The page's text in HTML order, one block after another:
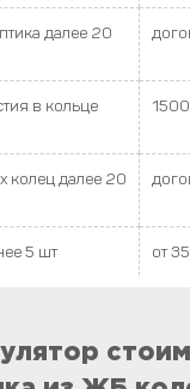
далее 20
в кольце
колец далее 20
5 шт от